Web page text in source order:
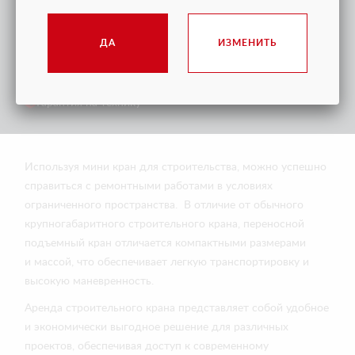
Сервисное (гарантийное) обслуживание
Гарантия на технику
Используя мини кран для строительства, можно успешно
справиться с ремонтными работами в условиях
ограниченного пространства. В отличие от обычного
крупногабаритного строительного крана, переносной
подъемный кран отличается компактными размерами
и массой, что обеспечивает легкую транспортировку и
высокую маневренность.
Аренда строительного крана представляет собой удобное
и экономически выгодное решение для различных
проектов, обеспечивая доступ к современному
ДА ИЗМЕНИТЬ